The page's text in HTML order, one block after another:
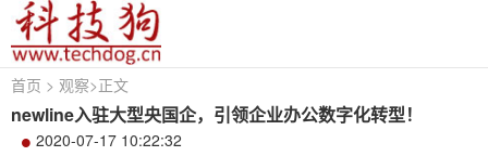
首页 > 观察>正文
newline入驻大型央国企，引领企业办公数字化转型！
2020-07-17 10:22:32